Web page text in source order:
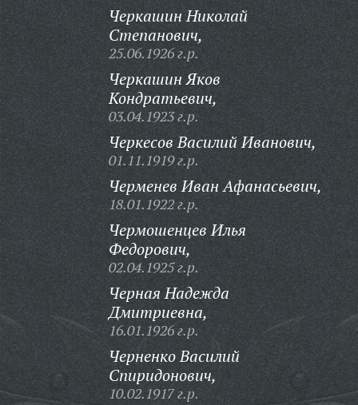
Черкашин Николай
Степанович,
25.06.1926 г.р.
Черкашин Яков
Кондратьевич,
03.04.1923 г.р.
Черкесов Василий Иванович,
01.11.1919 г.р.
Черменев Иван Афанасьевич,
18.01.1922 г.р.
Чермошенцев Илья
Федорович,
02.04.1925 г.р.
Черная Надежда
Дмитриевна,
16.01.1926 г.р.
Черненко Василий
Спиридонович,
10.02.1917 г.р.